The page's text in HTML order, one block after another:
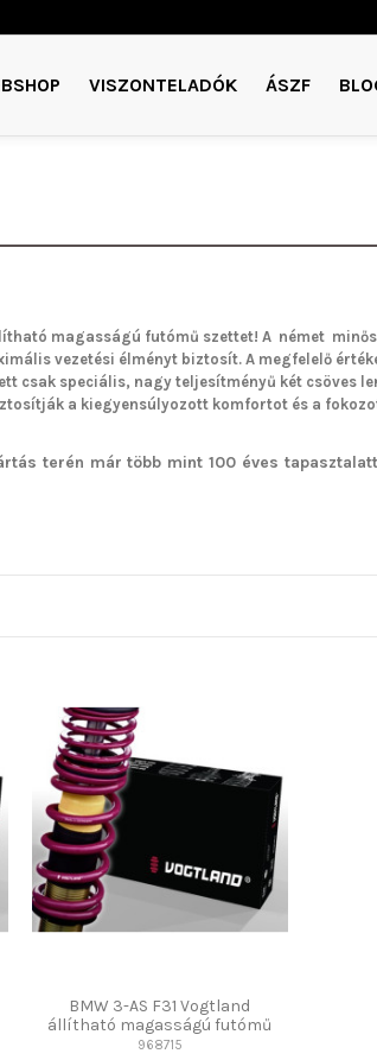
VISZONTELADÓK ÁSZF
magasságú futómű szettet! A német
vezetési élményt biztosít. A megfelelő
csak speciális, nagy teljesítményű két csöves
a kiegyensúlyozott komfortot és a
terén már több mint 100 éves
BMW 3-AS F31 Vogtland
állítható magasságú futómű
968715